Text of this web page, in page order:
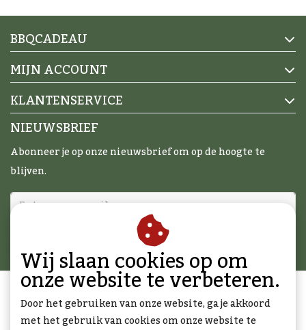
BBQCADEAU
MIJN ACCOUNT
KLANTENSERVICE
NIEUWSBRIEF
Abonneer je op onze nieuwsbrief om op de hoogte te
blijven.
Wij slaan cookies op om
onze website te verbeteren.
Door het gebruiken van onze website, ga je akkoord
met het gebruik van cookies om onze website te